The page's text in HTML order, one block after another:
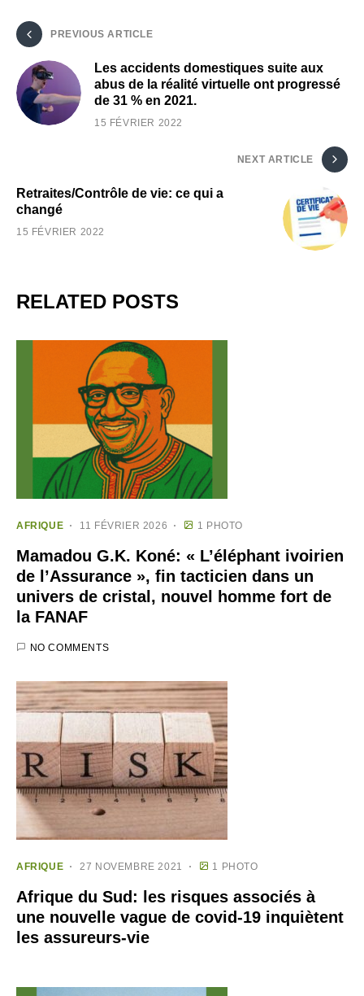
PREVIOUS ARTICLE
Les accidents domestiques suite aux
abus de la réalité virtuelle ont progressé
de 31 % en 2021.
15 FÉVRIER 2022
NEXT ARTICLE
Retraites/Contrôle de vie: ce qui a
changé
15 FÉVRIER 2022
RELATED POSTS
AFRIQUE 11 FÉVRIER 2026 1 PHOTO
Mamadou G.K. Koné: « L’éléphant ivoirien
de l’Assurance », fin tacticien dans un
univers de cristal, nouvel homme fort de
la FANAF
NO COMMENTS
AFRIQUE 27 NOVEMBRE 2021 1 PHOTO
Afrique du Sud: les risques associés à
une nouvelle vague de covid-19 inquiètent
les assureurs-vie